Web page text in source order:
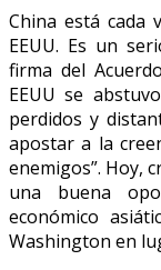
China está cada
EEUU. Es un
firma del
EEUU se
perdidos y
apostar a la
enemigos”. Hoy,
una buena
económico
Washington en